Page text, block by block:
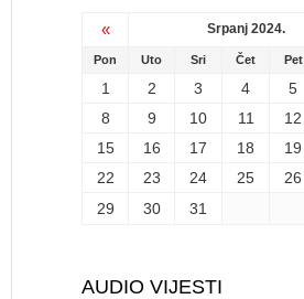
« Srpanj 2024.
Pon Uto Sri Čet Pet
1 2 3 4 5
8
9 10 11 12
15
16 17 18 19
22
23 24 25 26
29
30 31
AUDIO VIJESTI